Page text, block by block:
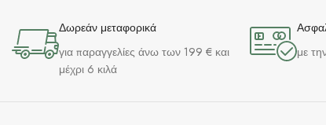
Δωρεάν μεταφορικά
για παραγγελίες άνω των 199 € και
μέχρι 6 κιλά
με